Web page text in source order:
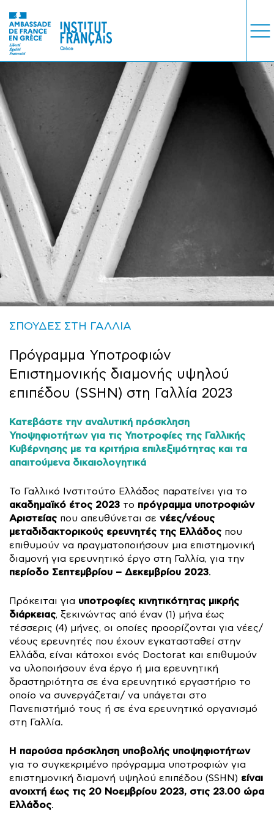
ΣΠΟΥΔΕΣ
ΣΥΝΕΡΓΕΙΕΣ
ΒΙΒΛΙΟΘΗΚΗ
ΣΠΟΥΔΕΣ ΣΤΗ ΓΑΛΛΙΑ
Πρόγραμμα Υποτροφιών
Επιστημονικής διαμονής υψηλού
επιπέδου (SSHN) στη Γαλλία 2023
Κατεβάστε την αναλυτική πρόσκληση
Υποψηφιοτήτων για τις Υποτροφίες της Γαλλικής
Κυβέρνησης με τα κριτήρια επιλεξιμότητας και τα
απαιτούμενα δικαιολογητικά
Το Γαλλικό Ινστιτούτο Ελλάδος παρατείνει για το
ακαδημαϊκό έτος 2023 το πρόγραμμα υποτροφιών
Αριστείας που απευθύνεται σε νέες/νέους
μεταδιδακτορικούς ερευνητές της Ελλάδος που
επιθυμούν να πραγματοποιήσουν μια επιστημονική
διαμονή για ερευνητικό έργο στη Γαλλία, για την
περίοδο Σεπτεμβρίου – Δεκεμβρίου 2023.
Πρόκειται για υποτροφίες κινητικότητας μικρής
διάρκειας, ξεκινώντας από έναν (1) μήνα έως
τέσσερις (4) μήνες, οι οποίες προορίζονται για νέες/
νέους ερευνητές που έχουν εγκατασταθεί στην
Ελλάδα, είναι κάτοχοι ενός Doctorat και επιθυμούν
να υλοποιήσουν ένα έργο ή μια ερευνητική
δραστηριότητα σε ένα ερευνητικό εργαστήριο το
οποίο να συνεργάζεται/ να υπάγεται στο
Πανεπιστήμιό τους ή σε ένα ερευνητικό οργανισμό
στη Γαλλία.
Η παρούσα πρόσκληση υποβολής υποψηφιοτήτων
για το συγκεκριμένο πρόγραμμα υποτροφιών για
επιστημονική διαμονή υψηλού επιπέδου (SSHN) είναι
ανοιχτή έως τις 20 Νοεμβρίου 2023, στις 23.00 ώρα
Ελλάδος.